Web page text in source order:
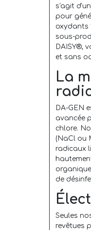
s'agit
pour
oxydants
sous-
DAISY®,
et sans
La
DA-GEN
avancée
chlore.
(NaCl ou
radicaux
de
Seules
revêtues